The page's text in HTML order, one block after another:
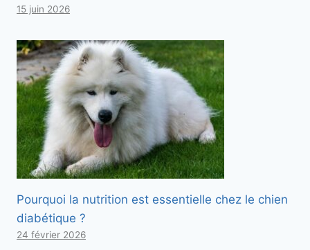
15 juin 2026
Pourquoi la nutrition est essentielle chez le chien
diabétique ?
24 février 2026